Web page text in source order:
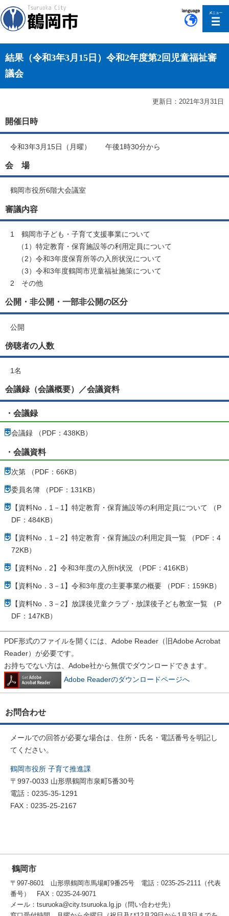
結果（令和3年3月15日）令和2年度第2回児童福祉審
議会
更新日：2021年3月31日
開催日時
令和3年3月15日（月曜） 午後1時30分から
会 場
鶴岡市役所6階大会議室
審議内容
1 鶴岡市子ども・子育て支援事業について
（1）特定教育・保育施設等の利用定員について
（2）令和3年度保育所等の入所状況について
（3）令和3年度鶴岡市児童福祉施策について
2 その他
公開・非公開・一部非公開の区分
公開
傍聴者の人数
1名
会議録（会議概要）／会議資料
・会議録
会議録 （PDF：438KB）
・会議資料
次第 （PDF：66KB）
委員名簿 （PDF：131KB）
【資料No．1－1】特定教育・保育施設等の利用定員について （P
DF：484KB）
【資料No．1－2】特定教育・保育施設の利用定員一覧 （PDF：4
72KB）
【資料No．2】令和3年度の入所h状況 （PDF：416KB）
【資料No．3－1】令和3年度の主要事業の概要 （PDF：159KB）
【資料No．3－2】放課後児童クラブ・放課後子ども教室一覧 （P
DF：147KB）
PDF形式のファイルを開くには、Adobe Reader（旧Adobe Acrobat
Reader）が必要です。
お持ちでない方は、Adobe社から無償でダウンロードできます。
Adobe Readerのダウンロードページへ
お問合わせ
メールでの回答が必要な場合は、住所・氏名・電話番号を明記し
てください。
鶴岡市役所 子育て推進課
〒997-0033 山形県鶴岡市泉町5番30号
電話：0235-35-1291
FAX：0235-25-2167
鶴岡市
〒997-8601 山形県鶴岡市馬場町9番25号 電話：0235-25-2111（代表
番号） FAX：0235-24-9071
メール：tsuruoka@city.tsuruoka.lg.jp（問い合わせ先）